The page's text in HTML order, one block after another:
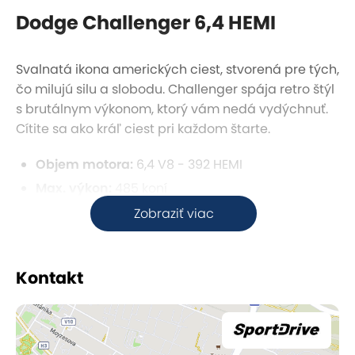
Zobraziť viac
Dodge Challenger 6,4 HEMI
Svalnatá ikona amerických ciest, stvorená pre tých,
čo milujú silu a slobodu. Challenger spája retro štýl
s brutálnym výkonom, ktorý vám nedá vydýchnuť.
Cítite sa ako kráľ ciest pri každom štarte.
Objem motora: 6,4 V8 - 392 HEMI
Kontakt